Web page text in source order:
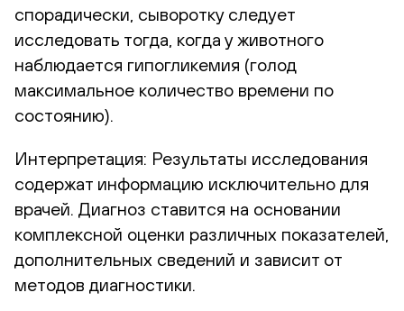
спорадически, сыворотку следует
исследовать тогда, когда у животного
наблюдается гипогликемия (голод
максимальное количество времени по
состоянию).
Интерпретация: Результаты исследования
содержат информацию исключительно для
врачей. Диагноз ставится на основании
комплексной оценки различных показателей,
дополнительных сведений и зависит от
методов диагностики.